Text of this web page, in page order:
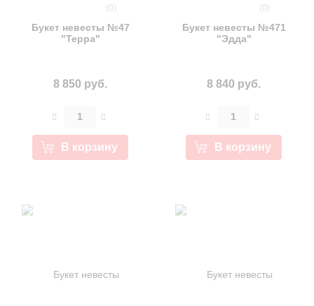
(0)
Букет невесты №47
"Терра"
8 850 руб.
В корзину
(0)
Букет невесты №471
"Эдда"
8 840 руб.
В корзину